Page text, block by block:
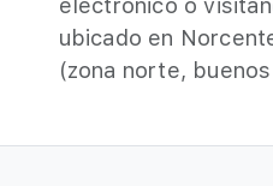
electrónico o
ubicado en
(zona norte,